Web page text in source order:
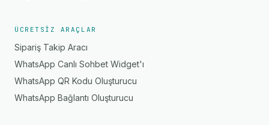
ÜCRETSIZ ARAÇLAR
Sipariş Takip Aracı
WhatsApp Canlı Sohbet Widget'ı
WhatsApp QR Kodu Oluşturucu
WhatsApp Bağlantı Oluşturucu